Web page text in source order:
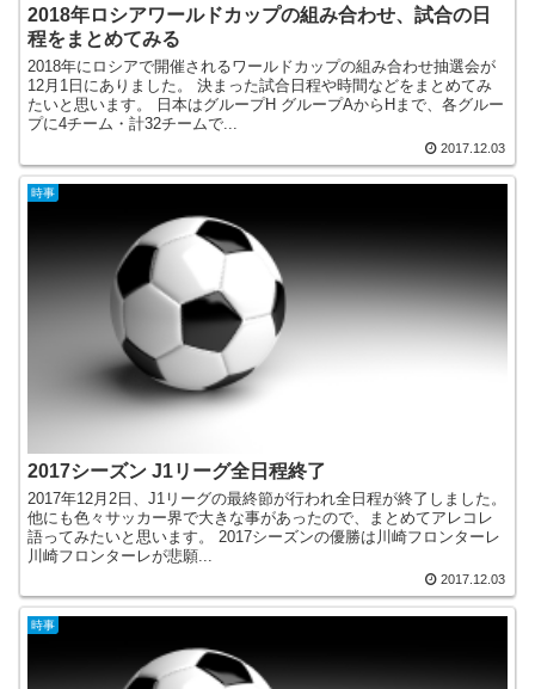
2018年ロシアワールドカップの組み合わせ、試合の日
程をまとめてみる
2018年にロシアで開催されるワールドカップの組み合わせ抽選会が
12月1日にありました。 決まった試合日程や時間などをまとめてみ
たいと思います。 日本はグループH グループAからHまで、各グルー
プに4チーム・計32チームで...
2017.12.03
時事
2017シーズン J1リーグ全日程終了
2017年12月2日、J1リーグの最終節が行われ全日程が終了しました。
他にも色々サッカー界で大きな事があったので、まとめてアレコレ
語ってみたいと思います。 2017シーズンの優勝は川崎フロンターレ
川崎フロンターレが悲願...
2017.12.03
時事